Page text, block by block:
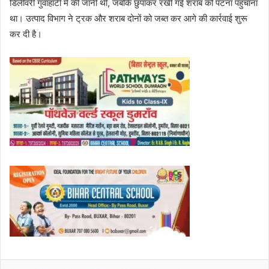
डिलीवरी गुवाहाटी में की जानी थी, जबकि छुपाकर रखी गई शराब को पटना पहुंचाना
था। उत्पाद विभाग ने ट्रक और शराब दोनों को जब्त कर आगे की कार्रवाई शुरू
कर दी है।